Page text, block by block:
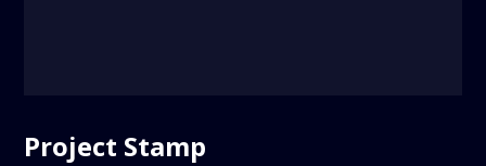
Project Stamp